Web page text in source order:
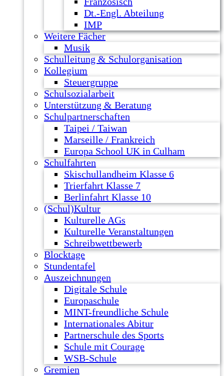
Dt.-Engl. Abteilung
IMP
Weitere Fächer
Musik
Schulleitung & Schulorganisation
Kollegium
Steuergruppe
Schulsozialarbeit
Unterstützung & Beratung
Schulpartnerschaften
Taipei / Taiwan
Marseille / Frankreich
Europa School UK in Culham
Schulfahrten
Skischullandheim Klasse 6
Trierfahrt Klasse 7
Berlinfahrt Klasse 10
(Schul)Kultur
Kulturelle AGs
Kulturelle Veranstaltungen
Schreibwettbewerb
Blocktage
Stundentafel
Auszeichnungen
Digitale Schule
Europaschule
MINT-freundliche Schule
Internationales Abitur
Partnerschule des Sports
Schule mit Courage
WSB-Schule
Gremien